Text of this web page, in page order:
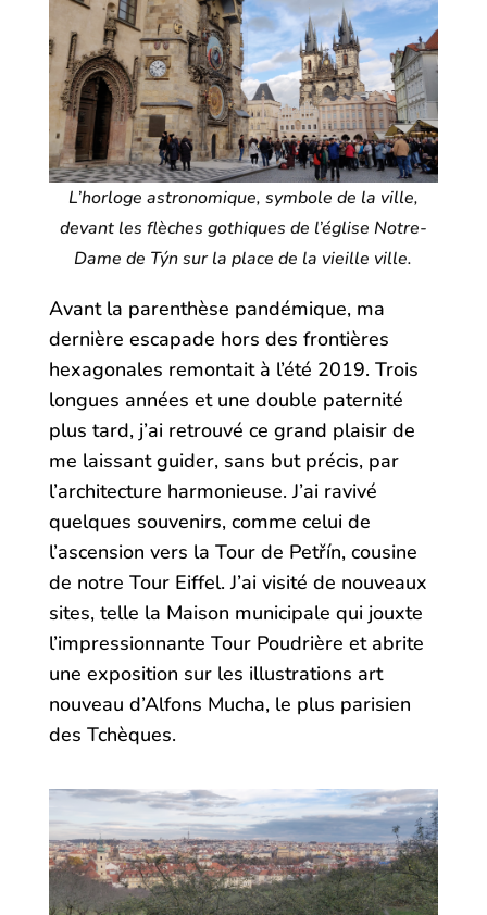
L’horloge astronomique, symbole de la ville,
devant les flèches gothiques de l’église Notre-
Dame de Týn sur la place de la vieille ville.
Avant la parenthèse pandémique, ma
dernière escapade hors des frontières
hexagonales remontait à l’été 2019. Trois
longues années et une double paternité
plus tard, j’ai retrouvé ce grand plaisir de
me laissant guider, sans but précis, par
l’architecture harmonieuse. J’ai ravivé
quelques souvenirs, comme celui de
l’ascension vers la Tour de Petřín, cousine
de notre Tour Eiffel. J’ai visité de nouveaux
sites, telle la Maison municipale qui jouxte
l’impressionnante Tour Poudrière et abrite
une exposition sur les illustrations art
nouveau d’Alfons Mucha, le plus parisien
des Tchèques.